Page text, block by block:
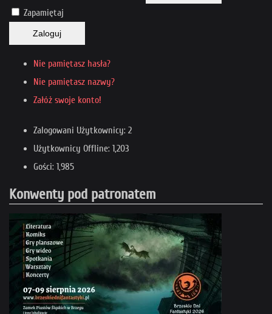
Zapamiętaj
Zaloguj
Nie pamiętasz hasła?
Nie pamiętasz nazwy?
Załóż swoje konto!
Zalogowani Użytkownicy: 2
Użytkownicy Offline: 1,203
Gości: 1,985
Konwenty pod patronatem